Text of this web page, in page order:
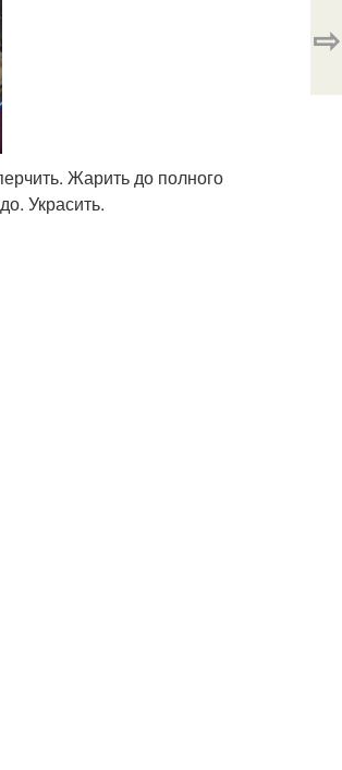
Жарить до полного
Украсить.
⇨